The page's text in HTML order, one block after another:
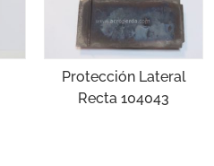
Protección Lateral
Recta 104043